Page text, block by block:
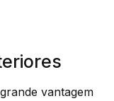
vantagem